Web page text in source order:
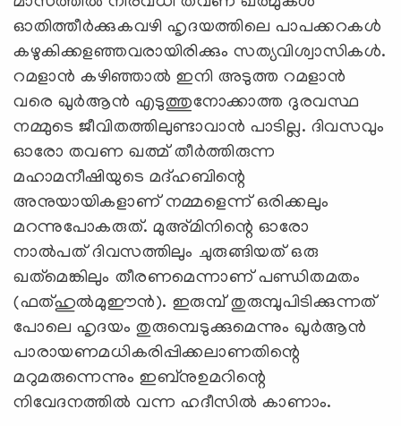
ഓതിത്തീര്‍ക്കുകവഴി ഹൃദയത്തിലെ പാപക്കറകള്‍
കഴുകിക്കളഞ്ഞവരായിരിക്കും സത്യവിശ്വാസികള്‍.
റമളാന്‍ കഴിഞ്ഞാല്‍ ഇനി അടുത്ത റമളാന്‍
വരെ ഖുര്‍ആന്‍ എടുത്തുനോക്കാത്ത ദുരവസ്ഥ
നമ്മുടെ ജീവിതത്തിലുണ്ടാവാന്‍ പാടില്ല. ദിവസവും
ഓരോ തവണ ഖത്മ് തീര്‍ത്തിരുന്ന
മഹാമനീഷിയുടെ മദ്ഹബിന്റെ
അനുയായികളാണ് നമ്മളെന്ന് ഒരിക്കലും
മറന്നുപോകരുത്. മുഅ്മിനിന്റെ ഓരോ
നാല്‍പത് ദിവസത്തിലും ചുരുങ്ങിയത് ഒരു
ഖത്‌മെങ്കിലും തീരണമെന്നാണ് പണ്ഡിതമതം
(ഫത്ഹുല്‍മുഈന്‍). ഇരുമ്പ് തുരുമ്പുപിടിക്കുന്നത്
പോലെ ഹൃദയം തുരുമ്പെടുക്കുമെന്നും ഖുര്‍ആന്‍
പാരായണമധികരിപ്പിക്കലാണതിന്റെ
മറുമരുന്നെന്നും ഇബ്‌നുഉമറിന്റെ
നിവേദനത്തില്‍ വന്ന ഹദീസില്‍ കാണാം.